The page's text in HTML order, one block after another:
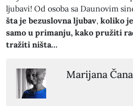
ljubavi! Od osoba sa Daunovim
šta je bezuslovna ljubav, koliko
samo u primanju, kako pružiti
tražiti ništa…
Marijana